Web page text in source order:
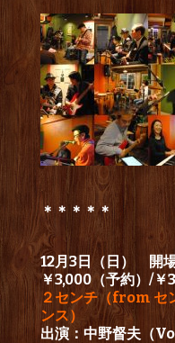
＊＊＊＊＊
12月3日（日） 開
￥3,000（予約）/￥
２センチ（from セ
ンス）
出演：中野督夫（